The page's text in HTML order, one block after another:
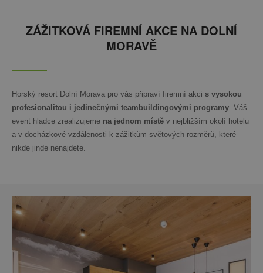
ZÁŽITKOVÁ FIREMNÍ AKCE NA DOLNÍ
MORAVĚ
Horský resort Dolní Morava pro vás připraví firemní akci s vysokou
profesionalitou i jedinečnými teambuildingovými programy. Váš
event hladce zrealizujeme na jednom místě v nejbližším okolí hotelu
a v docházkové vzdálenosti k zážitkům světových rozměrů, které
nikde jinde nenajdete.